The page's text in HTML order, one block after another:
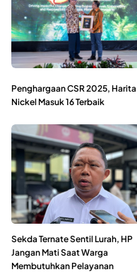
Penghargaan CSR 2025, Harita
Nickel Masuk 16 Terbaik
Sekda Ternate Sentil Lurah, HP
Jangan Mati Saat Warga
Membutuhkan Pelayanan